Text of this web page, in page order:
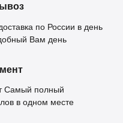
по России в день
Вам день
Самый полный
в одном месте